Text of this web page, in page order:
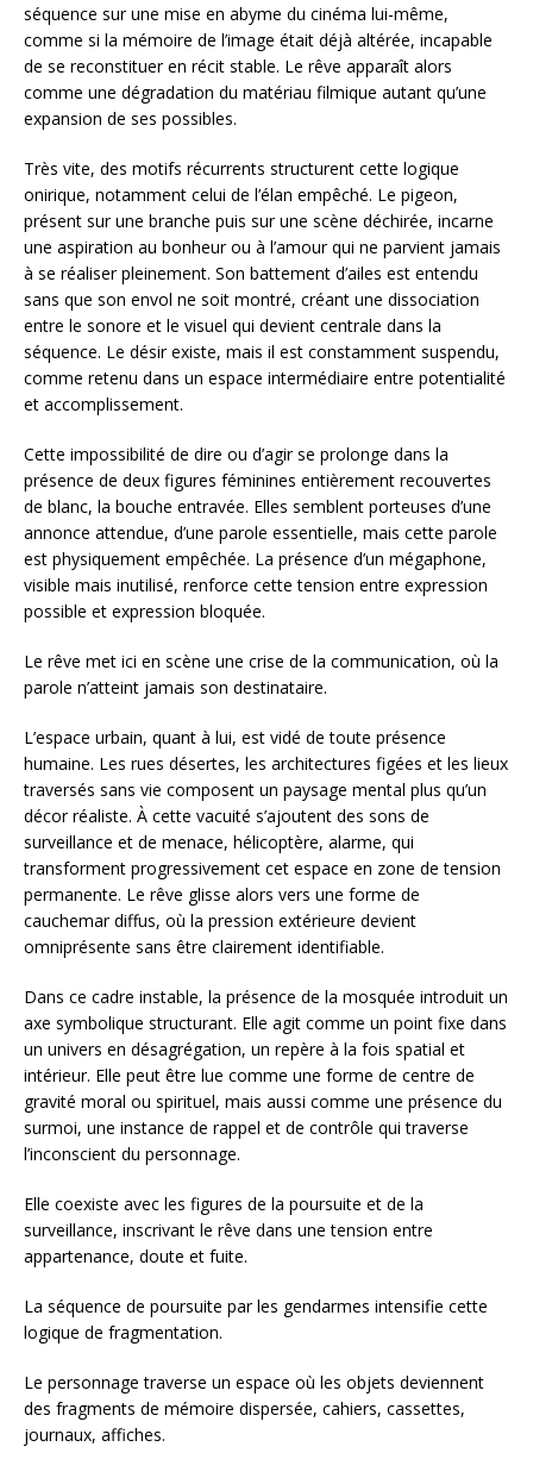
séquence sur une mise en abyme du cinéma lui-même,
comme si la mémoire de l’image était déjà altérée, incapable
de se reconstituer en récit stable. Le rêve apparaît alors
comme une dégradation du matériau filmique autant qu’une
expansion de ses possibles.
Très vite, des motifs récurrents structurent cette logique
onirique, notamment celui de l’élan empêché. Le pigeon,
présent sur une branche puis sur une scène déchirée, incarne
une aspiration au bonheur ou à l’amour qui ne parvient jamais
à se réaliser pleinement. Son battement d’ailes est entendu
sans que son envol ne soit montré, créant une dissociation
entre le sonore et le visuel qui devient centrale dans la
séquence. Le désir existe, mais il est constamment suspendu,
comme retenu dans un espace intermédiaire entre potentialité
et accomplissement.
Cette impossibilité de dire ou d’agir se prolonge dans la
présence de deux figures féminines entièrement recouvertes
de blanc, la bouche entravée. Elles semblent porteuses d’une
annonce attendue, d’une parole essentielle, mais cette parole
est physiquement empêchée. La présence d’un mégaphone,
visible mais inutilisé, renforce cette tension entre expression
possible et expression bloquée.
Le rêve met ici en scène une crise de la communication, où la
parole n’atteint jamais son destinataire.
L’espace urbain, quant à lui, est vidé de toute présence
humaine. Les rues désertes, les architectures figées et les lieux
traversés sans vie composent un paysage mental plus qu’un
décor réaliste. À cette vacuité s’ajoutent des sons de
surveillance et de menace, hélicoptère, alarme, qui
transforment progressivement cet espace en zone de tension
permanente. Le rêve glisse alors vers une forme de
cauchemar diffus, où la pression extérieure devient
omniprésente sans être clairement identifiable.
Dans ce cadre instable, la présence de la mosquée introduit un
axe symbolique structurant. Elle agit comme un point fixe dans
un univers en désagrégation, un repère à la fois spatial et
intérieur. Elle peut être lue comme une forme de centre de
gravité moral ou spirituel, mais aussi comme une présence du
surmoi, une instance de rappel et de contrôle qui traverse
l’inconscient du personnage.
Elle coexiste avec les figures de la poursuite et de la
surveillance, inscrivant le rêve dans une tension entre
appartenance, doute et fuite.
La séquence de poursuite par les gendarmes intensifie cette
logique de fragmentation.
Le personnage traverse un espace où les objets deviennent
des fragments de mémoire dispersée, cahiers, cassettes,
journaux, affiches.